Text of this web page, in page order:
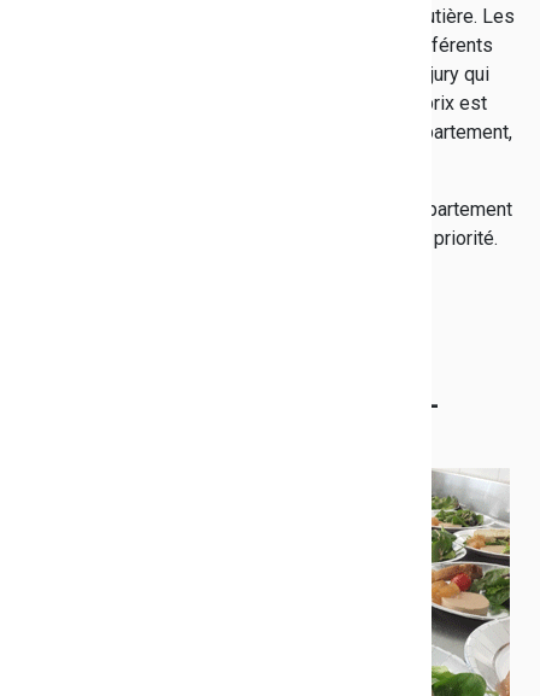
ou toute autre création en lien avec la sécurité routière. Les
créations donnent lieu à un concours entre les différents
collèges participants. Elles sont évaluées par un jury qui
établit un classement. Une remise officielle des prix est
organisée en fin d'année scolaire à l'Hôtel du Département,
En charge du réseau routier départemental, le Département
fait de la lutte contre les dangers de la route, une priorité.
Repas de fête au collège André-